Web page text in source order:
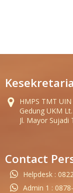
HMPS TMT
Gedung UKM
Jl. Mayor
Contact
Helpdesk :
Admin 1 :